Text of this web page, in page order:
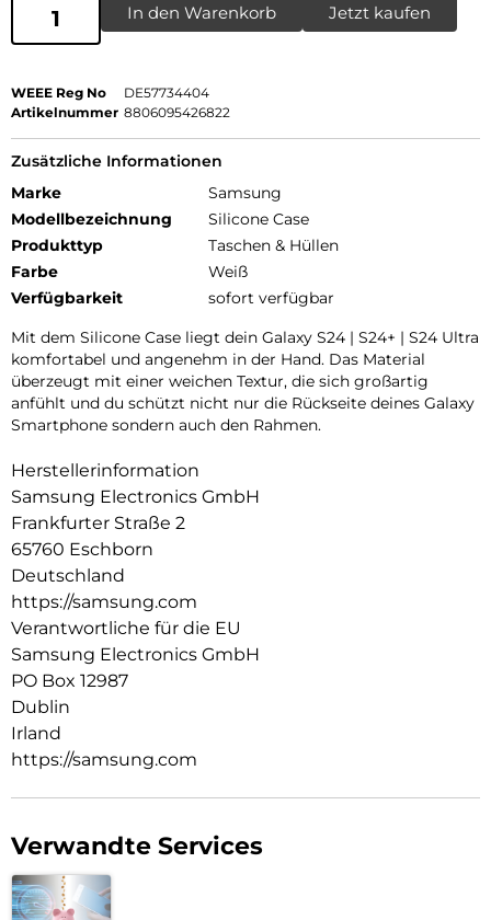
In den Warenkorb Jetzt kaufen
WEEE Reg No
DE57734404
Artikelnummer 8806095426822
Zusätzliche Informationen
Marke
Samsung
Modellbezeichnung
Silicone Case
Produkttyp
Taschen & Hüllen
Farbe
Weiß
Verfügbarkeit
sofort verfügbar
Mit dem Silicone Case liegt dein Galaxy S24 | S24+ | S24 Ultra
komfortabel und angenehm in der Hand. Das Material
überzeugt mit einer weichen Textur, die sich großartig
anfühlt und du schützt nicht nur die Rückseite deines Galaxy
Smartphone sondern auch den Rahmen.
Herstellerinformation
Samsung Electronics GmbH
Frankfurter Straße 2
65760 Eschborn
Deutschland
https://samsung.com
Verantwortliche für die EU
Samsung Electronics GmbH
PO Box 12987
Dublin
Irland
https://samsung.com
Verwandte Services